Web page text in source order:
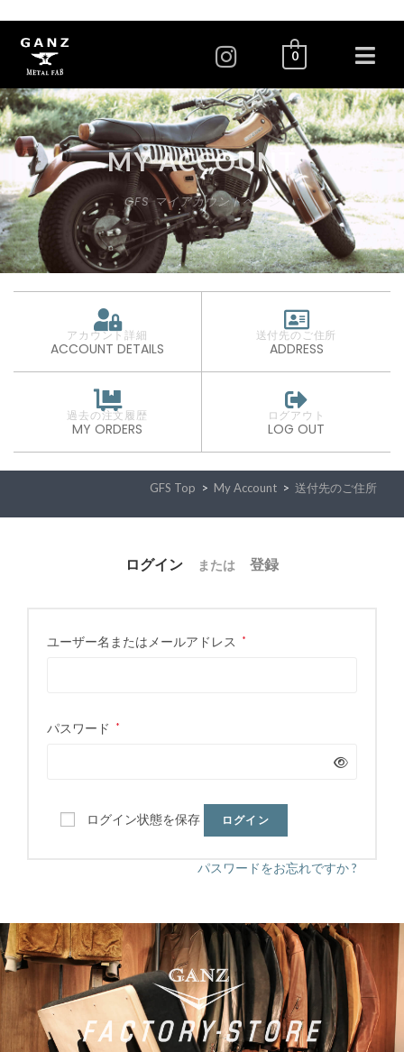
0
MY ACCOUNT
GFS マイアカウントページ
アカウント詳細
ACCOUNT DETAILS
送付先のご住所
ADDRESS
過去の注文履歴
MY ORDERS
ログアウト
LOG OUT
GFS Top > My Account > 送付先のご住所
ログイン または 登録
ユーザー名またはメールアドレス *
パスワード *
ログイン状態を保存 ログイン
パスワードをお忘れですか ?